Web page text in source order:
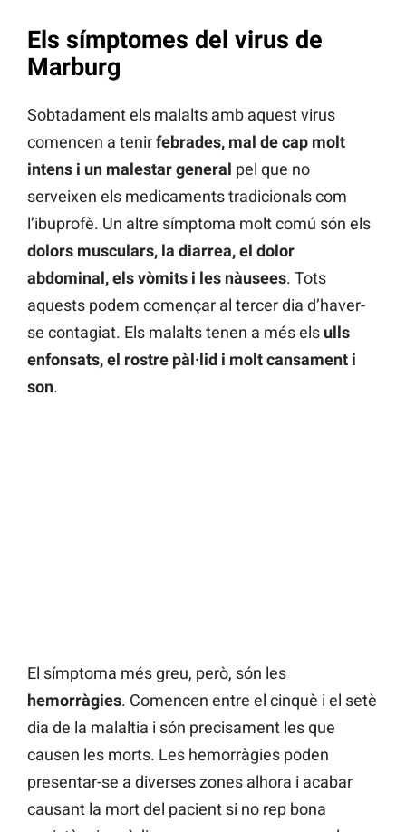
Els símptomes del virus de
Marburg
Sobtadament els malalts amb aquest virus
comencen a tenirfebrades, mal de cap molt
intens i un malestar general pel que no
serveixen els medicaments tradicionals com
l’ibuprofè. Un altre símptoma molt comú són els
dolors musculars, la diarrea, el dolor
abdominal, els vòmits i les nàusees. Tots
aquests podem començar al tercer dia d’haver-
se contagiat. Els malalts tenen a més els ulls
enfonsats, el rostre pàl·lid i molt cansament i
son.
El símptoma més greu, però, són les
hemorràgies. Comencen entre el cinquè i el setè
dia de la malaltia i són precisament les que
causen les morts. Les hemorràgies poden
presentar-se a diverses zones alhora i acabar
causant la mort del pacient si no rep bona